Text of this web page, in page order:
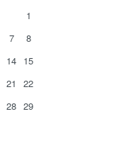
1
7
8
14 15
21
22
28 29